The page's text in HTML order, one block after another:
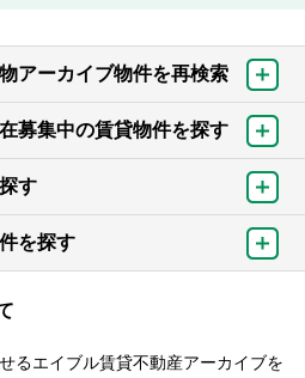
アーカイブ物件を再検索
募集中の賃貸物件を探す
す
を探す
るエイブル賃貸不動産アーカイブを